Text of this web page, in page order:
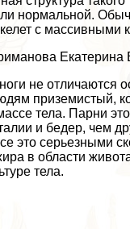
нормальной.
с массивными
Екатерина
не отличаются
приземистый,
тела. Парни
и бедер, чем
это серьезными
в области
тела.